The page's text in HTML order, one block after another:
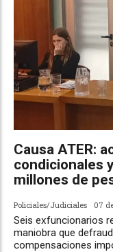
Causa ATER:
condicionales
millones de
Policiales/Judiciales 07
Seis exfuncionarios
maniobra que
compensaciones